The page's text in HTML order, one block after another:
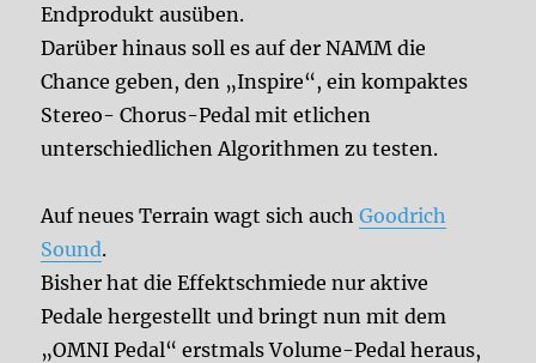
Endprodukt ausüben.
Darüber hinaus soll es auf der NAMM die
Chance geben, den „Inspire“, ein kompaktes
Stereo- Chorus-Pedal mit etlichen
unterschiedlichen Algorithmen zu testen.
Auf neues Terrain wagt sich auchGoodrich
Sound.
Bisher hat die Effektschmiede nur aktive
Pedale hergestellt und bringt nun mit dem
„OMNI Pedal“ erstmals Volume-Pedal heraus,